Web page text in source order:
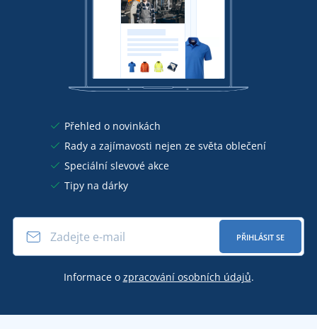
Přehled o novinkách
Rady a zajímavosti nejen ze světa oblečení
Speciální slevové akce
Tipy na dárky
PŘIHLÁSIT SE
Informace o zpracování osobních údajů.